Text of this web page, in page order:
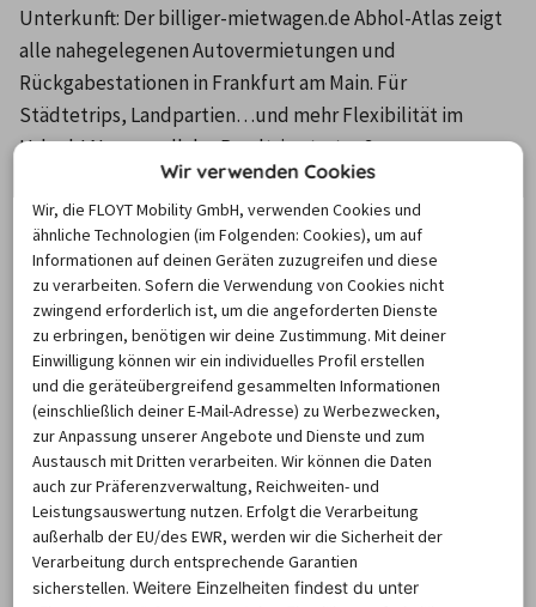
Unterkunft: Der billiger-mietwagen.de Abhol-Atlas zeigt
alle nahegelegenen Autovermietungen und
Rückgabestationen in Frankfurt am Main. Für
Städtetrips, Landpartien…und mehr Flexibilität im
Urlaub! Na, wo soll der Roadtrip starten?
Um die Karte und die Stationsinformationen
anzuzeigen, aktiviere bitte Cookies.
Klicke hier, um deine Cookie-Einstellungen zu
verwalten.
BUCHUNG
Auto mieten am Flughafen
Frankfurt am Main
Wir verwenden Cookies
Wir, die FLOYT Mobility GmbH, verwenden Cookies und
ähnliche Technologien (im Folgenden: Cookies), um auf
Informationen auf deinen Geräten zuzugreifen und diese
zu verarbeiten. Sofern die Verwendung von Cookies nicht
zwingend erforderlich ist, um die angeforderten Dienste
zu erbringen, benötigen wir deine Zustimmung. Mit deiner
Einwilligung können wir ein individuelles Profil erstellen
und die geräteübergreifend gesammelten Informationen
(einschließlich deiner E-Mail-Adresse) zu Werbezwecken,
zur Anpassung unserer Angebote und Dienste und zum
Austausch mit Dritten verarbeiten. Wir können die Daten
auch zur Präferenzverwaltung, Reichweiten- und
Leistungsauswertung nutzen. Erfolgt die Verarbeitung
außerhalb der EU/des EWR, werden wir die Sicherheit der
Verarbeitung durch entsprechende Garantien
sicherstellen.Weitere Einzelheiten findest du unter